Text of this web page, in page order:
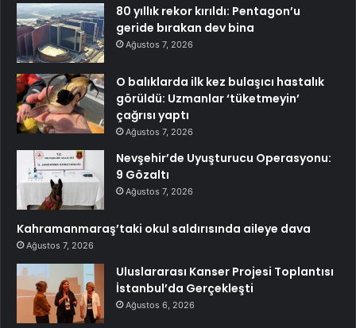
80 yıllık rekor kırıldı: Pentagon’u
geride bırakan dev bina
Ağustos 7, 2026
O balıklarda ilk kez bulaşıcı hastalık
görüldü: Uzmanlar ‘tüketmeyin’
çağrısı yaptı
Ağustos 7, 2026
Nevşehir’de Uyuşturucu Operasyonu:
9 Gözaltı
Ağustos 7, 2026
Kahramanmaraş’taki okul saldırısında aileye dava
Ağustos 7, 2026
Uluslararası Kanser Projesi Toplantısı
İstanbul’da Gerçekleşti
Ağustos 6, 2026